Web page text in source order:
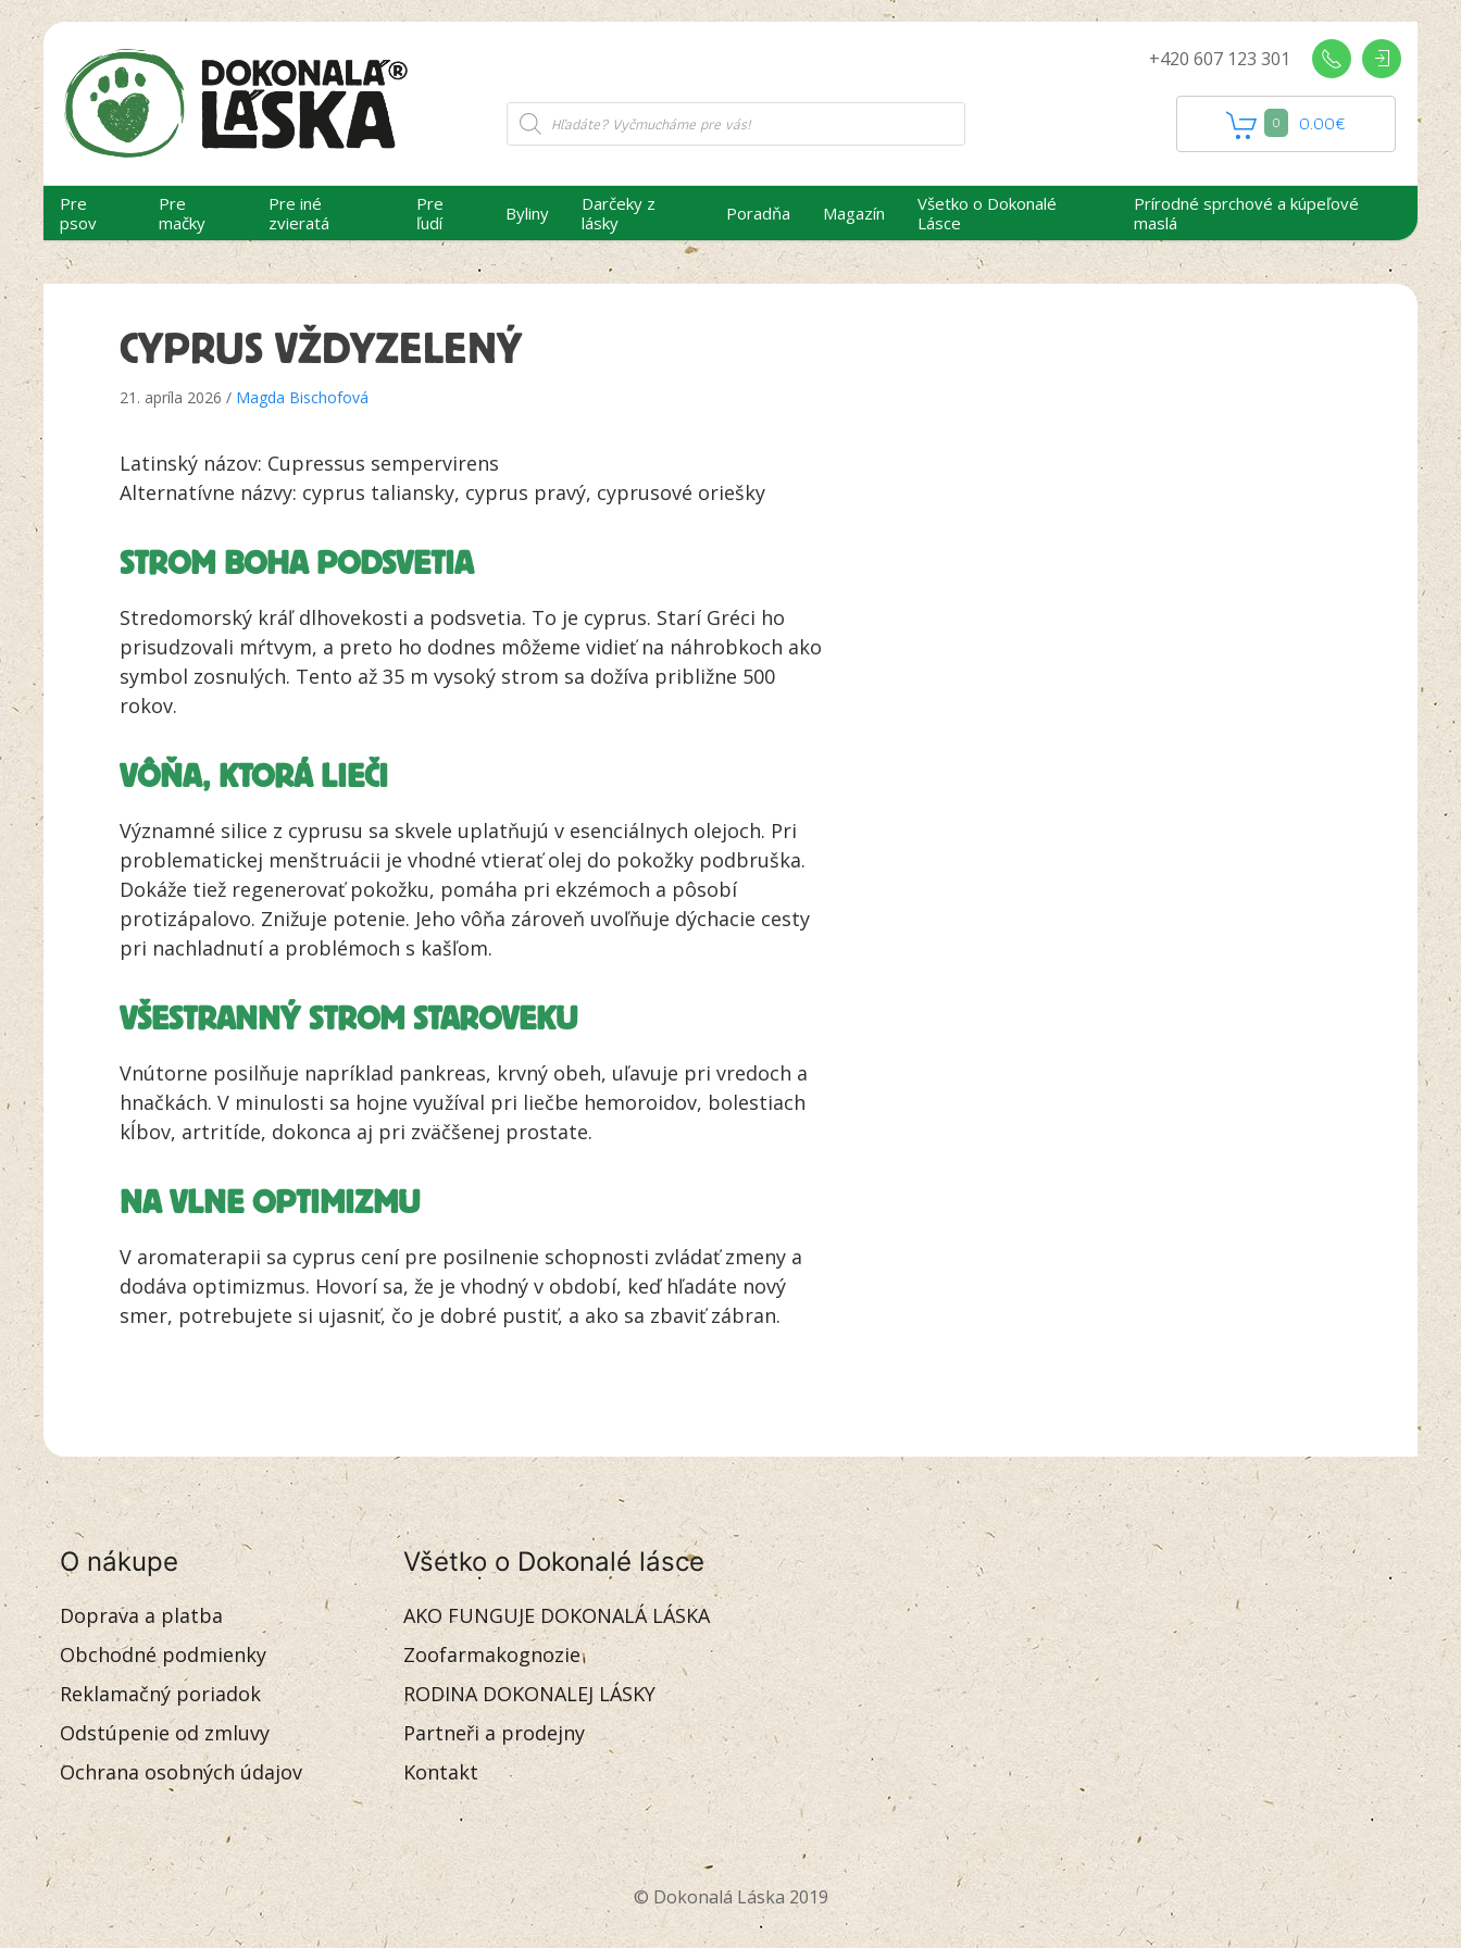
+420 607 123 301
Products
search 0 0.00€
Pre
psov
Pre
mačky
Pre iné
zvieratá
Pre
ľudí
Byliny
Darčeky z
lásky
Poradňa Magazín
Všetko o Dokonalé
Lásce
Prírodné sprchové a kúpeľové
maslá
CYPRUS VŽDYZELENÝ
21. apríla 2026 / Magda Bischofová
Latinský názov: Cupressus sempervirens
Alternatívne názvy: cyprus taliansky, cyprus pravý, cyprusové oriešky
STROM BOHA PODSVETIA
Stredomorský kráľ dlhovekosti a podsvetia. To je cyprus. Starí Gréci ho
prisudzovali mŕtvym, a preto ho dodnes môžeme vidieť na náhrobkoch ako
symbol zosnulých. Tento až 35 m vysoký strom sa dožíva približne 500
rokov.
VÔŇA, KTORÁ LIEČI
Významné silice z cyprusu sa skvele uplatňujú v esenciálnych olejoch. Pri
problematickej menštruácii je vhodné vtierať olej do pokožky podbruška.
Dokáže tiež regenerovať pokožku, pomáha pri ekzémoch a pôsobí
protizápalovo. Znižuje potenie. Jeho vôňa zároveň uvoľňuje dýchacie cesty
pri nachladnutí a problémoch s kašľom.
VŠESTRANNÝ STROM STAROVEKU
Vnútorne posilňuje napríklad pankreas, krvný obeh, uľavuje pri vredoch a
hnačkách. V minulosti sa hojne využíval pri liečbe hemoroidov, bolestiach
kĺbov, artritíde, dokonca aj pri zväčšenej prostate.
NA VLNE OPTIMIZMU
V aromaterapii sa cyprus cení pre posilnenie schopnosti zvládať zmeny a
dodáva optimizmus. Hovorí sa, že je vhodný v období, keď hľadáte nový
smer, potrebujete si ujasniť, čo je dobré pustiť, a ako sa zbaviť zábran.
O nákupe
Doprava a platba
Obchodné podmienky
Reklamačný poriadok
Odstúpenie od zmluvy
Ochrana osobných údajov
Všetko o Dokonalé lásce
AKO FUNGUJE DOKONALÁ LÁSKA
Zoofarmakognozie
RODINA DOKONALEJ LÁSKY
Partneři a prodejny
Kontakt
© Dokonalá Láska 2019